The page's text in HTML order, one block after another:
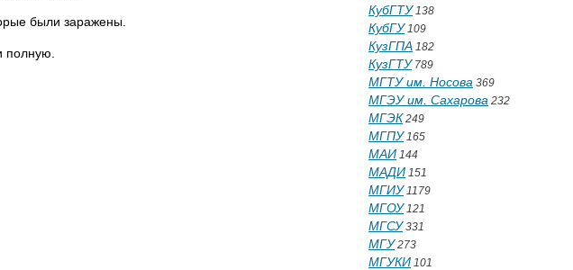
были заражены.
полную.
КубГТУ138
КубГУ109
КузГПА 182
КузГТУ789
МГТУ им. Носова 369
МГЭУ им. Сахарова 232
МГЭК 249
МГПУ165
МАИ 144
МАДИ 151
МГИУ1179
МГОУ121
МГСУ331
МГУ273
МГУКИ 101